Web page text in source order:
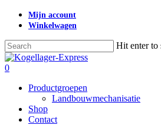
Skip
content
Mijn account
Winkelwagen
Hit enter to
Close
Search
search
0
Productgroepen
Landbouwmechanisatie
Shop
Contact